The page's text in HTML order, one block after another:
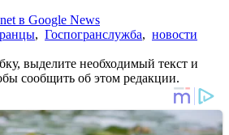
в Google News
, Госпогранслужба, новости
выделите необходимый текст и
сообщить об этом редакции.